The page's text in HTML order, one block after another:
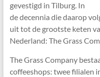
gevestigd in Tilburg. In
de decennia die daarop
uit tot de grootste keten
Nederland: The Grass
The Grass Company
coffeeshops: twee filialen